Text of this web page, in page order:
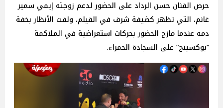
حرص الفنان حسن الرداد على الحضور لدعم زوجته إيمي سمير
غانم، التي تظهر كضيفة شرف في الفيلم، ولفت الأنظار بخفة
دمه عندما مازح الحضور بحركات استعراضية في الملاكمة
“بوكسينج” على السجادة الحمراء.